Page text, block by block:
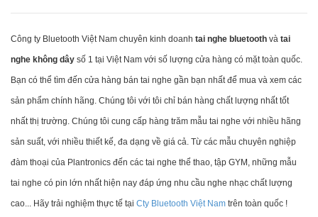
Công ty Bluetooth Việt Nam chuyên kinh doanh tai nghe bluetooth và tai
nghe không dây số 1 tại Việt Nam với số lượng cửa hàng có mặt toàn quốc.
Bạn có thể tìm đến cửa hàng bán tai nghe gần bạn nhất để mua và xem các
sản phẩm chính hãng. Chúng tôi với tôi chỉ bán hàng chất lượng nhất tốt
nhất thị trường. Chúng tôi cung cấp hàng trăm mẫu tai nghe với nhiều hãng
sản suất, với nhiều thiết kế, đa dạng về giá cả. Từ các mẫu chuyên nghiệp
đàm thoại của Plantronics đến các tai nghe thể thao, tập GYM, những mẫu
tai nghe có pin lớn nhất hiện nay đáp ứng nhu cầu nghe nhạc chất lượng
cao... Hãy trải nghiệm thực tế tại Cty Bluetooth Việt Nam trên toàn quốc !